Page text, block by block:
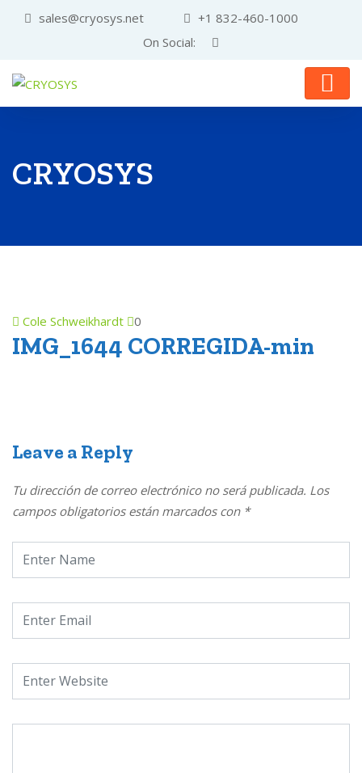
sales@cryosys.net
+1 832-460-1000
On Social:
CRYOSYS
Cole Schweikhardt 0
IMG_1644 CORREGIDA-min
Leave a Reply
Tu dirección de correo electrónico no será publicada. Los
campos obligatorios están marcados con *